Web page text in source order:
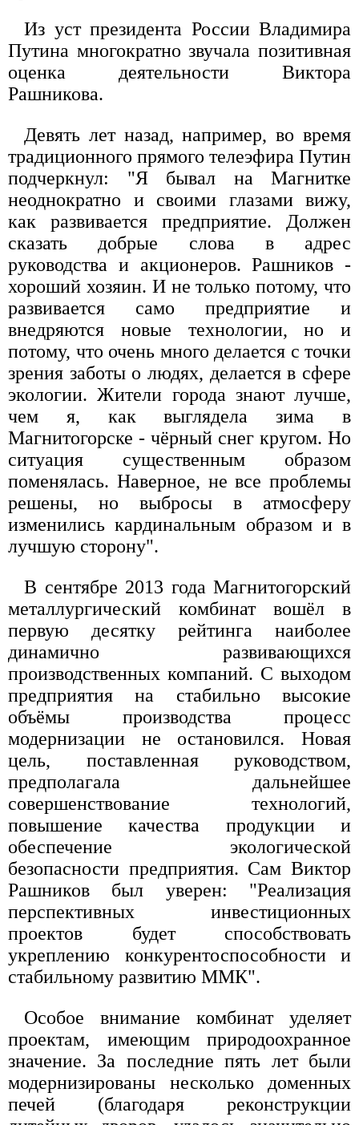
Из уст президента России Владимира
Путина многократно звучала позитивная
оценка деятельности Виктора
Рашникова.
Девять лет назад, например, во время
традиционного прямого телеэфира Путин
подчеркнул: "Я бывал на Магнитке
неоднократно и своими глазами вижу,
как развивается предприятие. Должен
сказать добрые слова в адрес
руководства и акционеров. Рашников -
хороший хозяин. И не только потому, что
развивается само предприятие и
внедряются новые технологии, но и
потому, что очень много делается с точки
зрения заботы о людях, делается в сфере
экологии. Жители города знают лучше,
чем я, как выглядела зима в
Магнитогорске - чёрный снег кругом. Но
ситуация существенным образом
поменялась. Наверное, не все проблемы
решены, но выбросы в атмосферу
изменились кардинальным образом и в
лучшую сторону".
В сентябре 2013 года Магнитогорский
металлургический комбинат вошёл в
первую десятку рейтинга наиболее
динамично развивающихся
производственных компаний. С выходом
предприятия на стабильно высокие
объёмы производства процесс
модернизации не остановился. Новая
цель, поставленная руководством,
предполагала дальнейшее
совершенствование технологий,
повышение качества продукции и
обеспечение экологической
безопасности предприятия. Сам Виктор
Рашников был уверен: "Реализация
перспективных инвестиционных
проектов будет способствовать
укреплению конкурентоспособности и
стабильному развитию ММК".
Особое внимание комбинат уделяет
проектам, имеющим природоохранное
значение. За последние пять лет были
модернизированы несколько доменных
печей (благодаря реконструкции